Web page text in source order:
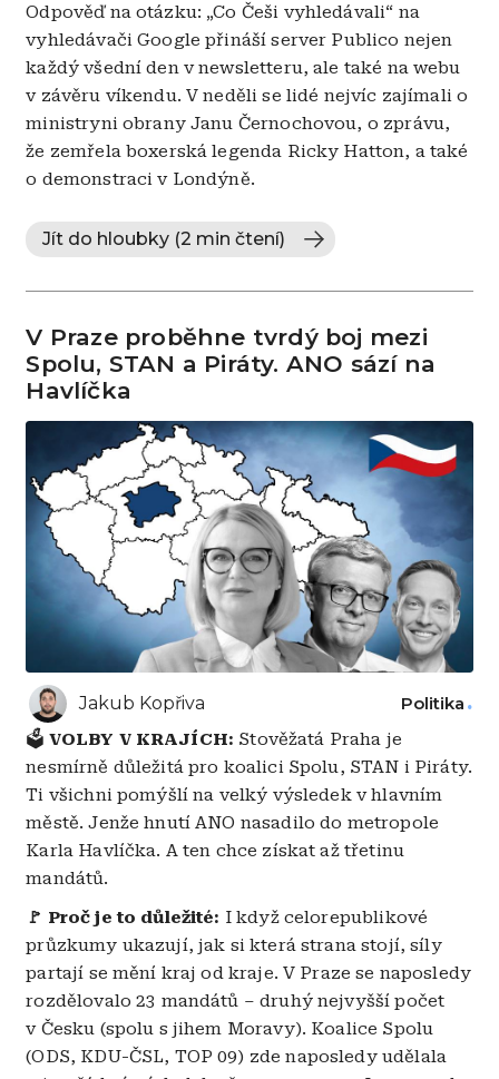
Odpověď na otázku: „Co Češi vyhledávali“ na
vyhledávači Google přináší server Publico nejen
každý všední den v newsletteru, ale také na webu
v závěru víkendu. V neděli se lidé nejvíc zajímali o
ministryni obrany Janu Černochovou, o zprávu,
že zemřela boxerská legenda Ricky Hatton, a také
o demonstraci v Londýně.
Jít do hloubky (2 min čtení)
V Praze proběhne tvrdý boj mezi
Spolu, STAN a Piráty. ANO sází na
Havlíčka
Jakub Kopřiva Politika
🗳️ VOLBY V KRAJÍCH: Stověžatá Praha je
nesmírně důležitá pro koalici Spolu, STAN i Piráty.
Ti všichni pomýšlí na velký výsledek v hlavním
městě. Jenže hnutí ANO nasadilo do metropole
Karla Havlíčka. A ten chce získat až třetinu
mandátů.
🚩 Proč je to důležité: I když celorepublikové
průzkumy ukazují, jak si která strana stojí, síly
partají se mění kraj od kraje. V Praze se naposledy
rozdělovalo 23 mandátů – druhý nejvyšší počet
v Česku (spolu s jihem Moravy). Koalice Spolu
(ODS, KDU-ČSL, TOP 09) zde naposledy udělala